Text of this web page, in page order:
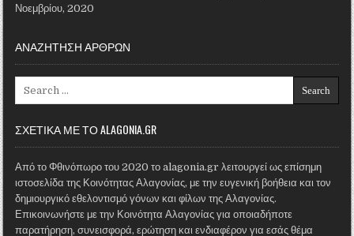
Νοεμβρίου, 2020
ΑΝΑΖΗΤΗΣΗ ΑΡΘΡΩΝ
Search for:
ΣΧΕΤΙΚΑ ΜΕ ΤΟ ALAGONIA.GR
Από το Φθινόπωρο του 2020 το alagonia.gr λειτουργεί ως επίσημη
ιστοσελίδα της Κοινότητας Αλαγονίας, με την ευγενική βοήθεια και τον
δημιουργικό εθελοντισμό γόνων και φίλων της Αλαγονίας.
Επικοινωνήστε με την Κοινότητα Αλαγονίας για οποιαδήποτε
παρατήρηση, συνεισφορά, ερώτηση και ενδιαφέρον για εσάς θέμα